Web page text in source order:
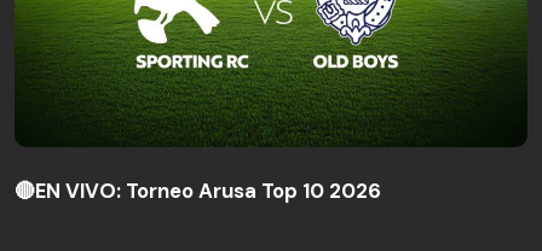
🔴EN VIVO: Torneo Arusa Top 10 2026